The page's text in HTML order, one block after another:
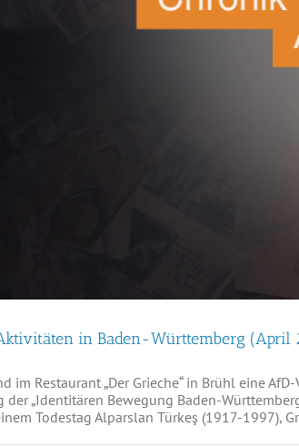
in Baden-Württemberg (April
im Restaurant „Der Grieche“ in Brühl eine
der „Identitären Bewegung Baden-
Todestag Alparslan Türkeş (1917-1997),